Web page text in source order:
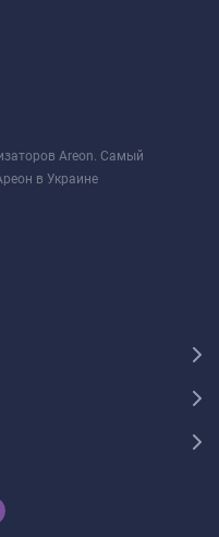
Areon. Самый
в Украине